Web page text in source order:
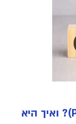
(ProxiBit)? ואיך היא